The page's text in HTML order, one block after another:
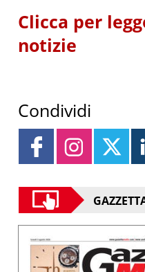
Clicca per
notizie
Condividi